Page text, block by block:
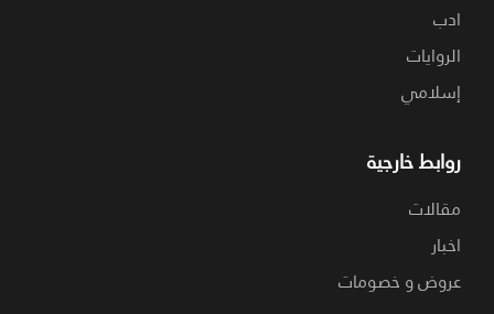
ادب
الروايات
إسلامي
روابط خارجية
مقالات
اخبار
عروض و خصومات